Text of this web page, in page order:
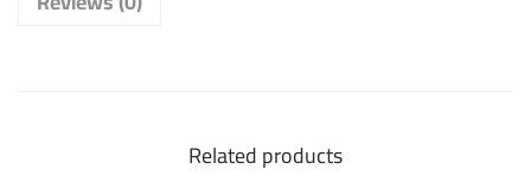
Related products